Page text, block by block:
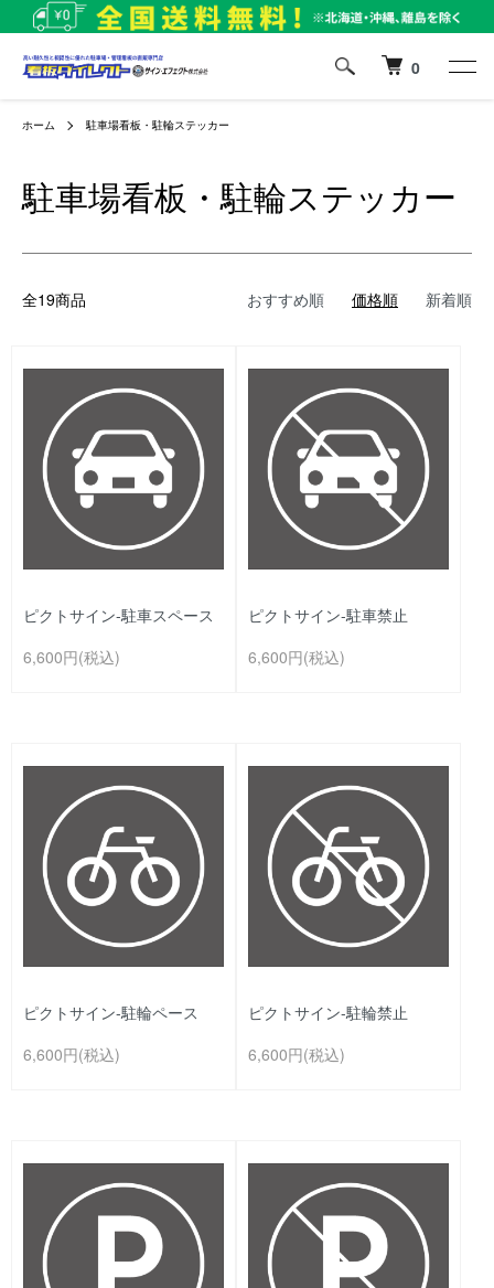
0
ホーム 駐車場看板・駐輪ステッカー
駐車場看板・駐輪ステッカー
全19商品 おすすめ順 価格順 新着順
ピクトサイン-駐車スペース
6,600円(税込)
ピクトサイン-駐車禁止
6,600円(税込)
ピクトサイン-駐輪ペース
6,600円(税込)
ピクトサイン-駐輪禁止
6,600円(税込)